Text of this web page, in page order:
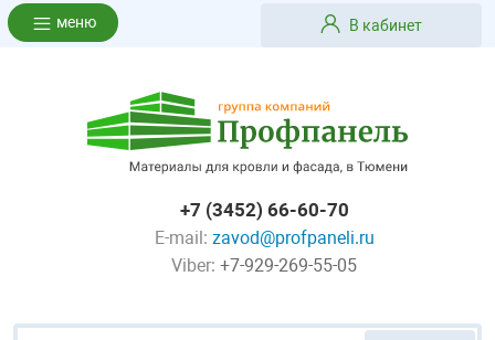
В кабинет
+7 (3452) 66-60-70
E-mail: zavod@profpaneli.ru
Viber: +7-929-269-55-05
меню